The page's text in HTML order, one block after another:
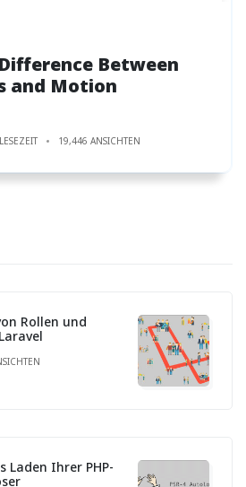
Between
and Motion
19,446 ANSICHTEN
Rollen und
Laden Ihrer PHP-